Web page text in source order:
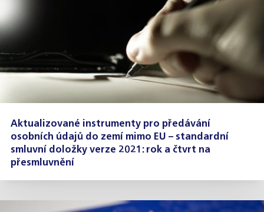
Aktualizované instrumenty pro předávání
osobních údajů do zemí mimo EU – standardní
smluvní doložky verze 2021: rok a čtvrt na
přesmluvnění